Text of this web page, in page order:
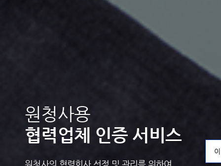
원청사용
협력업체 인증 서비스
원청사의 협력회사 선정 및 관리를 위하여